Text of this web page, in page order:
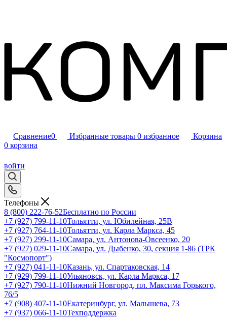
Сравнение0 Избранные товары 0 избранное
Корзина
0 корзина
войти
Телефоны
8 (800) 222-76-52Бесплатно по России
+7 (927) 799-11-10Тольятти, ул. Юбилейная, 25В
+7 (927) 764-11-10Тольятти, ул. Карла Маркса, 45
+7 (927) 299-11-10Самара, ул. Антонова-Овсеенко, 20
+7 (927) 029-11-10Самара, ул. Дыбенко, 30, секция 1-86 (ТРК
"Космопорт")
+7 (927) 041-11-10Казань, ул. Спартаковская, 14
+7 (929) 799-11-10Ульяновск, ул. Карла Маркса, 17
+7 (927) 790-11-10Нижний Новгород, пл. Максима Горького,
76/5
+7 (908) 407-11-10Екатеринбург, ул. Малышева, 73
+7 (937) 066-11-10Техподдержка